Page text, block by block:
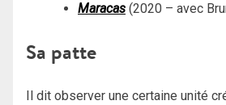
Maracas (2020 – avec
Sa patte
Il dit observer une certaine unité